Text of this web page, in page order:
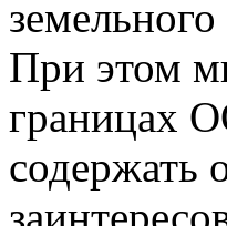
земельного
При этом
границах
содержать